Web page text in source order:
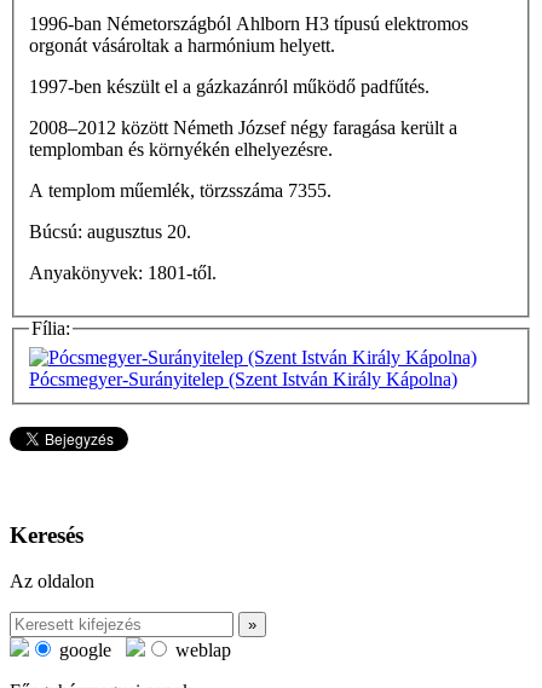
1996-ban Németországból Ahlborn H3 típusú elektromos
orgonát vásároltak a harmónium helyett.
1997-ben készült el a gázkazánról működő padfűtés.
2008–2012 között Németh József négy faragása került a
templomban és környékén elhelyezésre.
A templom műemlék, törzsszáma 7355.
Búcsú: augusztus 20.
Anyakönyvek: 1801-től.
Fília:
Pócsmegyer-Surányitelep (Szent István Király Kápolna)
Keresés
Az oldalon
google
weblap